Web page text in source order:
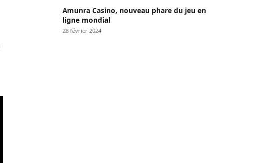
Amunra Casino, nouveau phare du jeu en
ligne mondial
28 février 2024